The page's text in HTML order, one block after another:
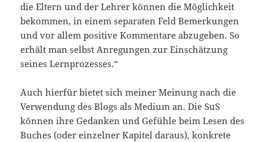
die Eltern und der Lehrer können die Möglichkeit
bekommen, in einem separaten Feld Bemerkungen
und vor allem positive Kommentare abzugeben. So
erhält man selbst Anregungen zur Einschätzung
seines Lernprozesses.“
Auch hierfür bietet sich meiner Meinung nach die
Verwendung des Blogs als Medium an. Die SuS
können ihre Gedanken und Gefühle beim Lesen des
Buches (oder einzelner Kapitel daraus), konkrete